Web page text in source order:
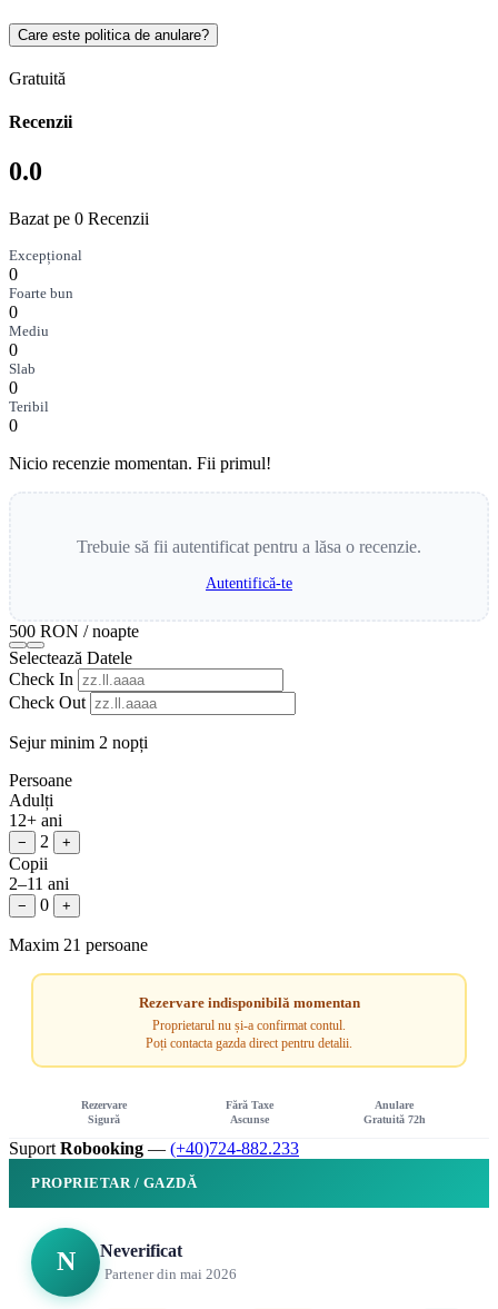
Care este politica de anulare?
Gratuită
Recenzii
0.0
Bazat pe 0 Recenzii
Excepțional
0
Foarte bun
0
Mediu
0
Slab
0
Teribil
0
Nicio recenzie momentan. Fii primul!
Trebuie să fii autentificat pentru a lăsa o recenzie.
Autentifică-te
500 RON / noapte
Selectează Datele
Check In
Check Out
Sejur minim 2 nopți
Persoane
Adulți
12+ ani
− 2 +
Copii
2–11 ani
− 0 +
Maxim 21 persoane
Rezervare indisponibilă momentan
Proprietarul nu și-a confirmat contul.
Poți contacta gazda direct pentru detalii.
Rezervare
Sigură
Fără Taxe
Ascunse
Anulare
Gratuită 72h
Suport Robooking — (+40)724-882.233
PROPRIETAR / GAZDĂ
N Neverificat
Partener din mai 2026